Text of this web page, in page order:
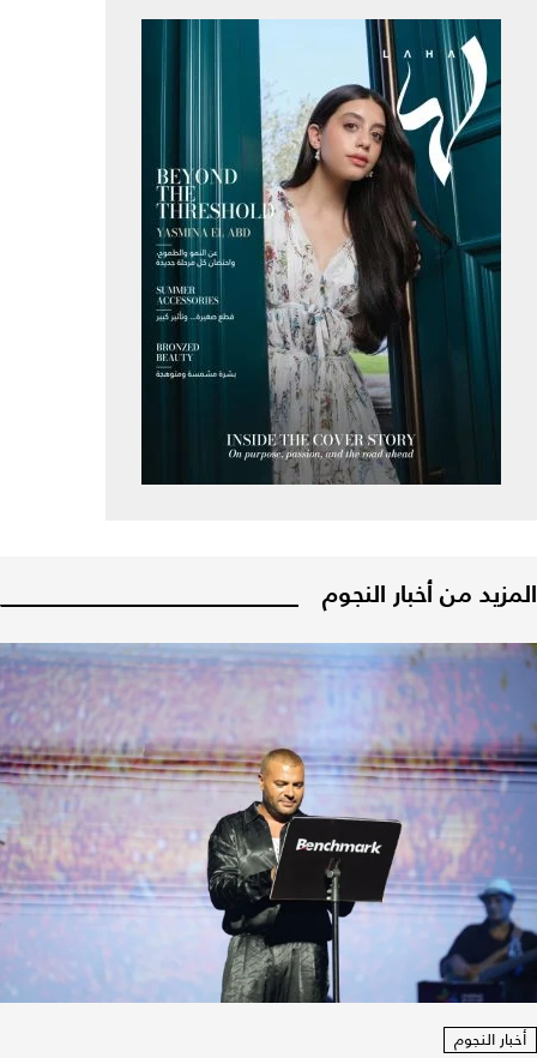
المزيد من أخبار النجوم
أخبار النجوم